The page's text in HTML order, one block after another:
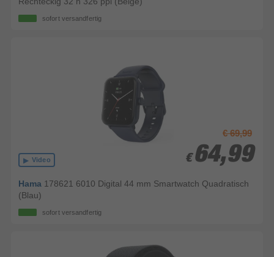
sofort versandfertig
Video
€ 69,99
€ 64,99
€ 64,99
Hama 178621 6010 Digital 44 mm Smartwatch Quadratisch
(Blau)
sofort versandfertig